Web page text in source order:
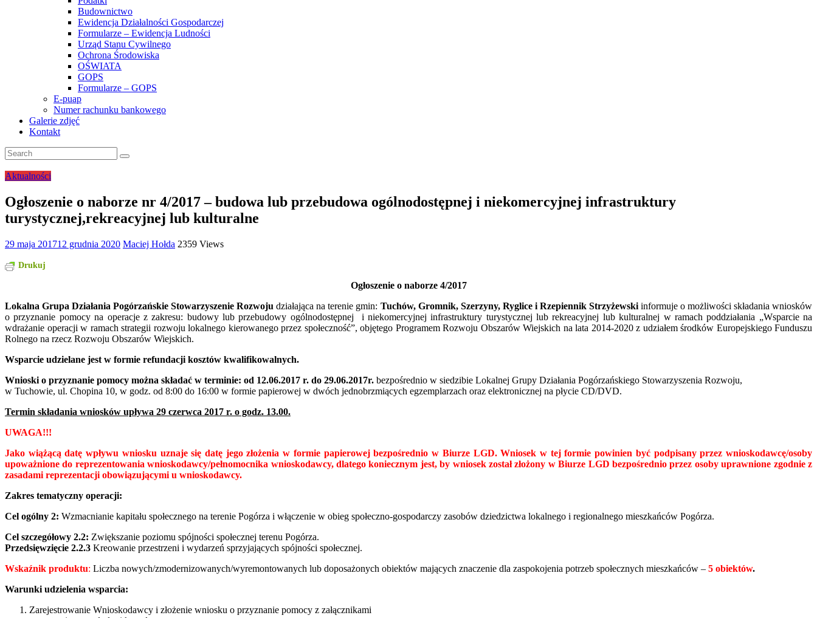
Budownictwo
Ewidencja Działalności Gospodarczej
Formularze – Ewidencja Ludności
Urząd Stanu Cywilnego
Ochrona Środowiska
OŚWIATA
GOPS
Formularze – GOPS
E-puap
Numer rachunku bankowego
Galerie zdjęć
Kontakt
Aktualności
Ogłoszenie o naborze nr 4/2017 – budowa lub przebudowa ogólnodostępnej i niekomercyjnej infrastruktury
turystycznej,rekreacyjnej lub kulturalne
29 maja 201712 grudnia 2020 Maciej Hołda 2359 Views
Drukuj
Ogłoszenie o naborze 4/2017
Lokalna Grupa Działania Pogórzańskie Stowarzyszenie Rozwoju działająca na terenie gmin: Tuchów, Gromnik, Szerzyny, Ryglice i Rzepiennik Strzyżewskiinformuje o możliwości składania wniosków
o przyznanie pomocy na operacje z zakresu: budowy lub przebudowy ogólnodostępnej i niekomercyjnej infrastruktury turystycznej lub rekreacyjnej lub kulturalnej w ramach poddziałania „Wsparcie na
wdrażanie operacji w ramach strategii rozwoju lokalnego kierowanego przez społeczność”, objętego Programem Rozwoju Obszarów Wiejskich na lata 2014-2020 z udziałem środków Europejskiego Funduszu
Rolnego na rzecz Rozwoju Obszarów Wiejskich.
Wsparcie udzielane jest w formie refundacji kosztów kwalifikowalnych.
Wnioski o przyznanie pomocy można składać w terminie: od 12.06.2017 r. do 29.06.2017r. bezpośrednio w siedzibie Lokalnej Grupy Działania Pogórzańskiego Stowarzyszenia Rozwoju,
w Tuchowie, ul. Chopina 10, w godz. od 8:00 do 16:00 w formie papierowej w dwóch jednobrzmiących egzemplarzach oraz elektronicznej na płycie CD/DVD.
Termin składania wniosków upływa 29 czerwca 2017 r. o godz. 13.00.
UWAGA!!!
Jako wiążącą datę wpływu wniosku uznaje się datę jegozłożenia w formie papierowej bezpośrednio w Biurze LGD. Wniosek w tej formie powinien być podpisany przez wnioskodawcę/osoby
upoważnione do reprezentowania wnioskodawcy/pełnomocnika wnioskodawcy, dlatego koniecznym jest, by wniosek został złożony w Biurze LGD bezpośrednio przez osoby uprawnione zgodnie z
zasadami reprezentacji obowiązującymi u wnioskodawcy.
Zakres tematyczny operacji:
Cel ogólny 2: Wzmacnianie kapitału społecznego na terenie Pogórza i włączenie w obieg społeczno-gospodarczy zasobów dziedzictwa lokalnego i regionalnego mieszkańców Pogórza.
Cel szczegółowy 2.2: Zwiększanie poziomu spójności społecznej terenu Pogórza.
Przedsięwzięcie 2.2.3 Kreowanie przestrzeni i wydarzeń sprzyjających spójności społecznej.
Wskaźnik produktu: Liczba nowych/zmodernizowanych/wyremontowanych lub doposażonych obiektów mających znaczenie dla zaspokojenia potrzeb społecznych mieszkańców – 5 obiektów.
Warunki udzielenia wsparcia:
Zarejestrowanie Wnioskodawcy i złożenie wniosku o przyznanie pomocy z załącznikami